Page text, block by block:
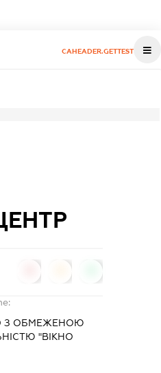
CAHEADER.GETTEST
З ОБМЕЖЕНОЮ
"ВІКНО